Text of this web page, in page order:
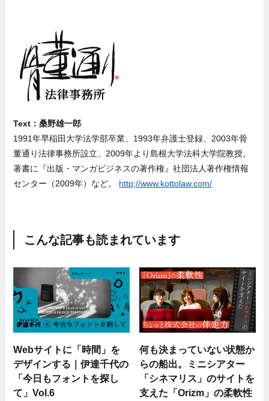
Text：桑野雄一郎
1991年早稲田大学法学部卒業、1993年弁護士登録、2003年骨
董通り法律事務所設立、2009年より島根大学法科大学院教授。
著書に『出版・マンガビジネスの著作権』社団法人著作権情報
センター（2009年）など。 http;//www.kottolaw.com/
こんな記事も読まれています
Webサイトに「時間」を
デザインする｜伊達千代の
「今日もフォントを探し
て」Vol.6
何も決まっていない状態か
らの船出。ミニシアター
「シネマリス」のサイトを
支えた「Orizm」の柔軟性